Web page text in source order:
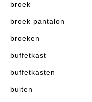
broek
broek pantalon
broeken
buffetkast
buffetkasten
buiten